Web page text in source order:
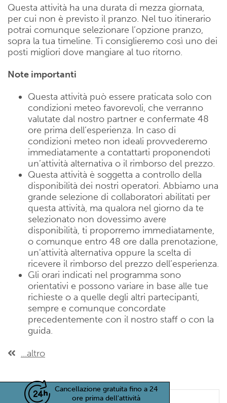
Questa attività ha una durata di mezza giornata,
per cui non è previsto il pranzo. Nel tuo itinerario
potrai comunque selezionare l’opzione pranzo,
sopra la tua timeline. Ti consiglieremo così uno dei
posti migliori dove mangiare al tuo ritorno.
Note importanti
Questa attività può essere praticata solo con
condizioni meteo favorevoli, che verranno
valutate dal nostro partner e confermate 48
ore prima dell’esperienza. In caso di
condizioni meteo non ideali provvederemo
immediatamente a contattarti proponendoti
un’attività alternativa o il rimborso del prezzo.
Questa attività è soggetta a controllo della
disponibilità dei nostri operatori. Abbiamo una
grande selezione di collaboratori abilitati per
questa attività, ma qualora nel giorno da te
selezionato non dovessimo avere
disponibilità, ti proporremo immediatamente,
o comunque entro 48 ore dalla prenotazione,
un’attività alternativa oppure la scelta di
ricevere il rimborso del prezzo dell’esperienza.
Gli orari indicati nel programma sono
orientativi e possono variare in base alle tue
richieste o a quelle degli altri partecipanti,
sempre e comunque concordate
precedentemente con il nostro staff o con la
guida.
...altro
Cancellazione gratuita fino a 24
ore prima dell'attività